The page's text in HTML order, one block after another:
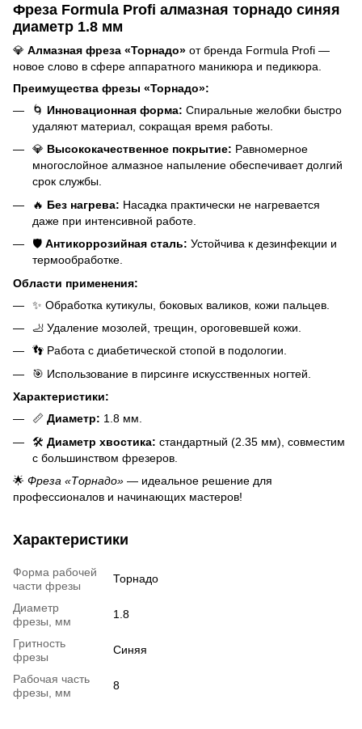
Фреза Formula Profi алмазная торнадо синяя
диаметр 1.8 мм
💎 Алмазная фреза «Торнадо» от бренда Formula Profi —
новое слово в сфере аппаратного маникюра и педикюра.
Преимущества фрезы «Торнадо»:
🌀 Инновационная форма: Спиральные желобки быстро
удаляют материал, сокращая время работы.
💎 Высококачественное покрытие: Равномерное
многослойное алмазное напыление обеспечивает долгий
срок службы.
🔥 Без нагрева: Насадка практически не нагревается
даже при интенсивной работе.
🛡️ Антикоррозийная сталь: Устойчива к дезинфекции и
термообработке.
Области применения:
✨ Обработка кутикулы, боковых валиков, кожи пальцев.
🦶 Удаление мозолей, трещин, ороговевшей кожи.
👣 Работа с диабетической стопой в подологии.
🎯 Использование в пирсинге искусственных ногтей.
Характеристики:
📏 Диаметр: 1.8 мм.
🛠️ Диаметр хвостика: стандартный (2.35 мм), совместим
с большинством фрезеров.
🌟 Фреза «Торнадо» — идеальное решение для
профессионалов и начинающих мастеров!
Характеристики
Форма рабочей
части фрезы
Торнадо
Диаметр
фрезы, мм
1.8
Гритность
фрезы
Синяя
Рабочая часть
фрезы, мм
8